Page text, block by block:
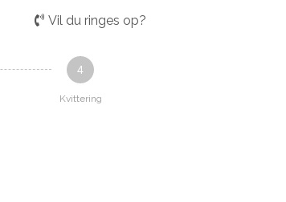
Vil du ringes op?
4
Kvittering